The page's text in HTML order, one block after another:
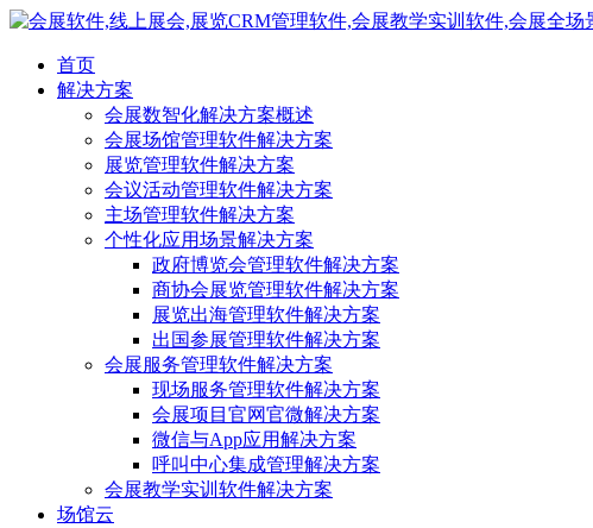
首页
解决方案
会展数智化解决方案概述
会展场馆管理软件解决方案
展览管理软件解决方案
会议活动管理软件解决方案
主场管理软件解决方案
个性化应用场景解决方案
政府博览会管理软件解决方案
商协会展览管理软件解决方案
展览出海管理软件解决方案
出国参展管理软件解决方案
会展服务管理软件解决方案
现场服务管理软件解决方案
会展项目官网官微解决方案
微信与App应用解决方案
呼叫中心集成管理解决方案
会展教学实训软件解决方案
场馆云